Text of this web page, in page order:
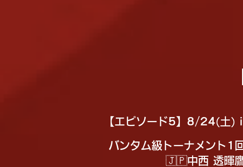
【エピソード5】8/24(土)
バンタム級トーナメント1
🇯🇵中西 透暉